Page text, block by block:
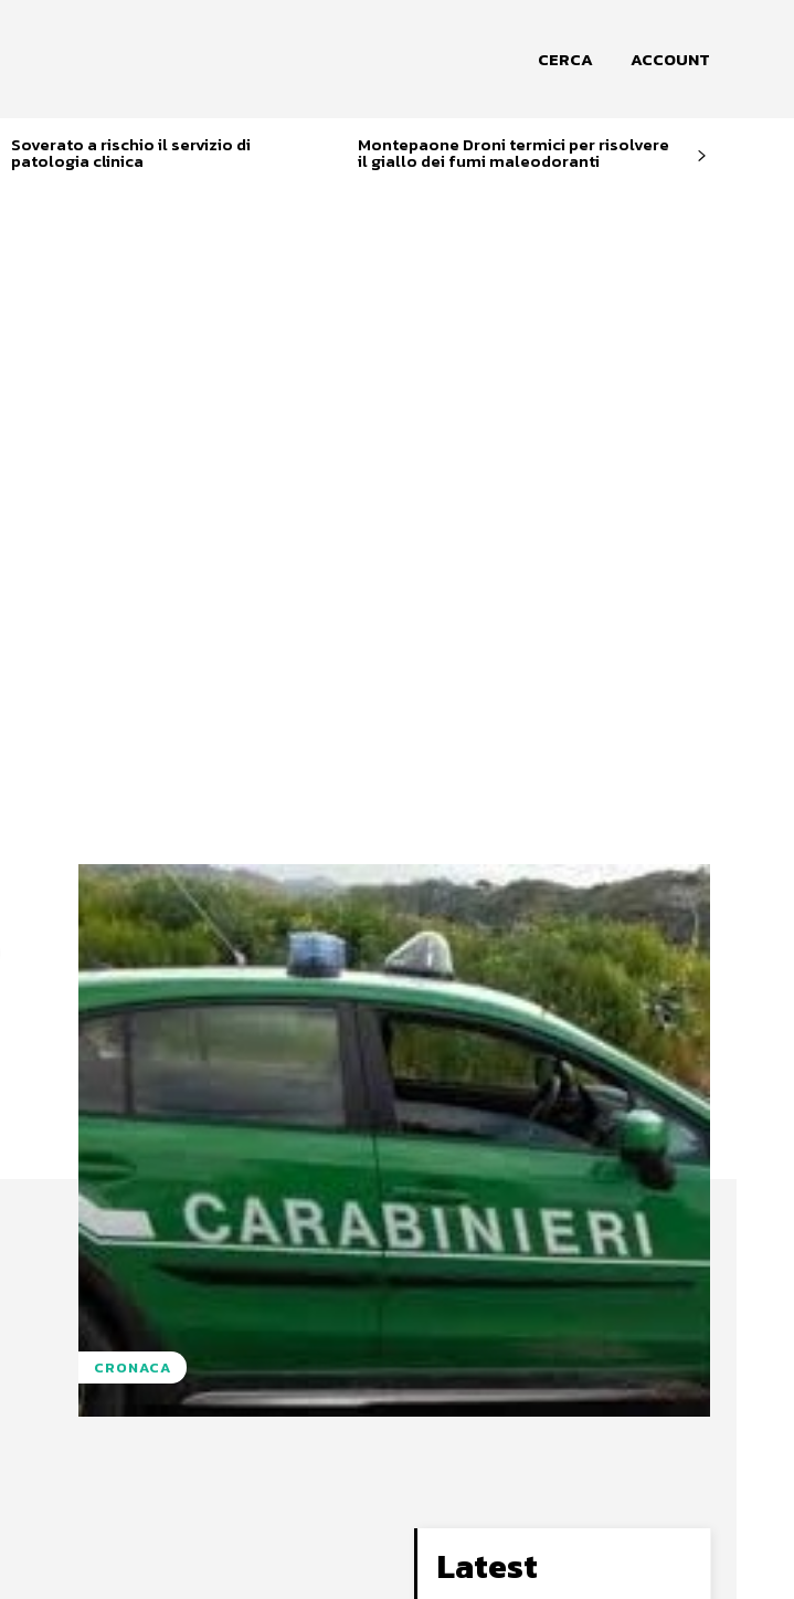
CERCA ACCOUNT
Soverato a rischio il servizio di
patologia clinica
Montepaone Droni termici per risolvere
il giallo dei fumi maleodoranti
CRONACA
Latest